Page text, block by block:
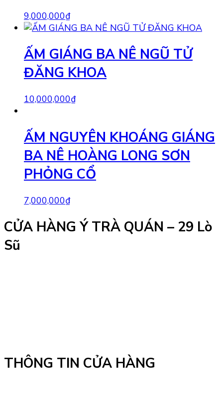
9,000,000₫
ẤM GIÁNG BA NÊ NGŨ TỬ
ĐĂNG KHOA
10,000,000₫
ẤM NGUYÊN KHOÁNG GIÁNG
BA NÊ HOÀNG LONG SƠN
PHỎNG CỔ
7,000,000₫
CỬA HÀNG Ý TRÀ QUÁN – 29 Lò
Sũ
THÔNG TIN CỬA HÀNG